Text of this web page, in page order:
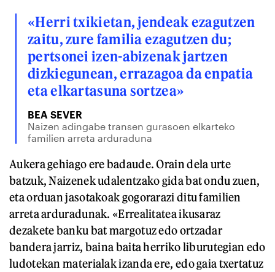
«Herri txikietan, jendeak ezagutzen
zaitu, zure familia ezagutzen du;
pertsonei izen-abizenak jartzen
dizkiegunean, errazagoa da enpatia
eta elkartasuna sortzea»
BEA SEVER
Naizen adingabe transen gurasoen elkarteko
familien arreta arduraduna
Aukera gehiago ere badaude. Orain dela urte
batzuk, Naizenek udalentzako gida bat ondu zuen,
eta orduan jasotakoak gogorarazi ditu familien
arreta arduradunak. «Errealitatea ikusaraz
dezakete banku bat margotuz edo ortzadar
bandera jarriz, baina baita herriko liburutegian edo
ludotekan materialak izanda ere, edo gaia txertatuz